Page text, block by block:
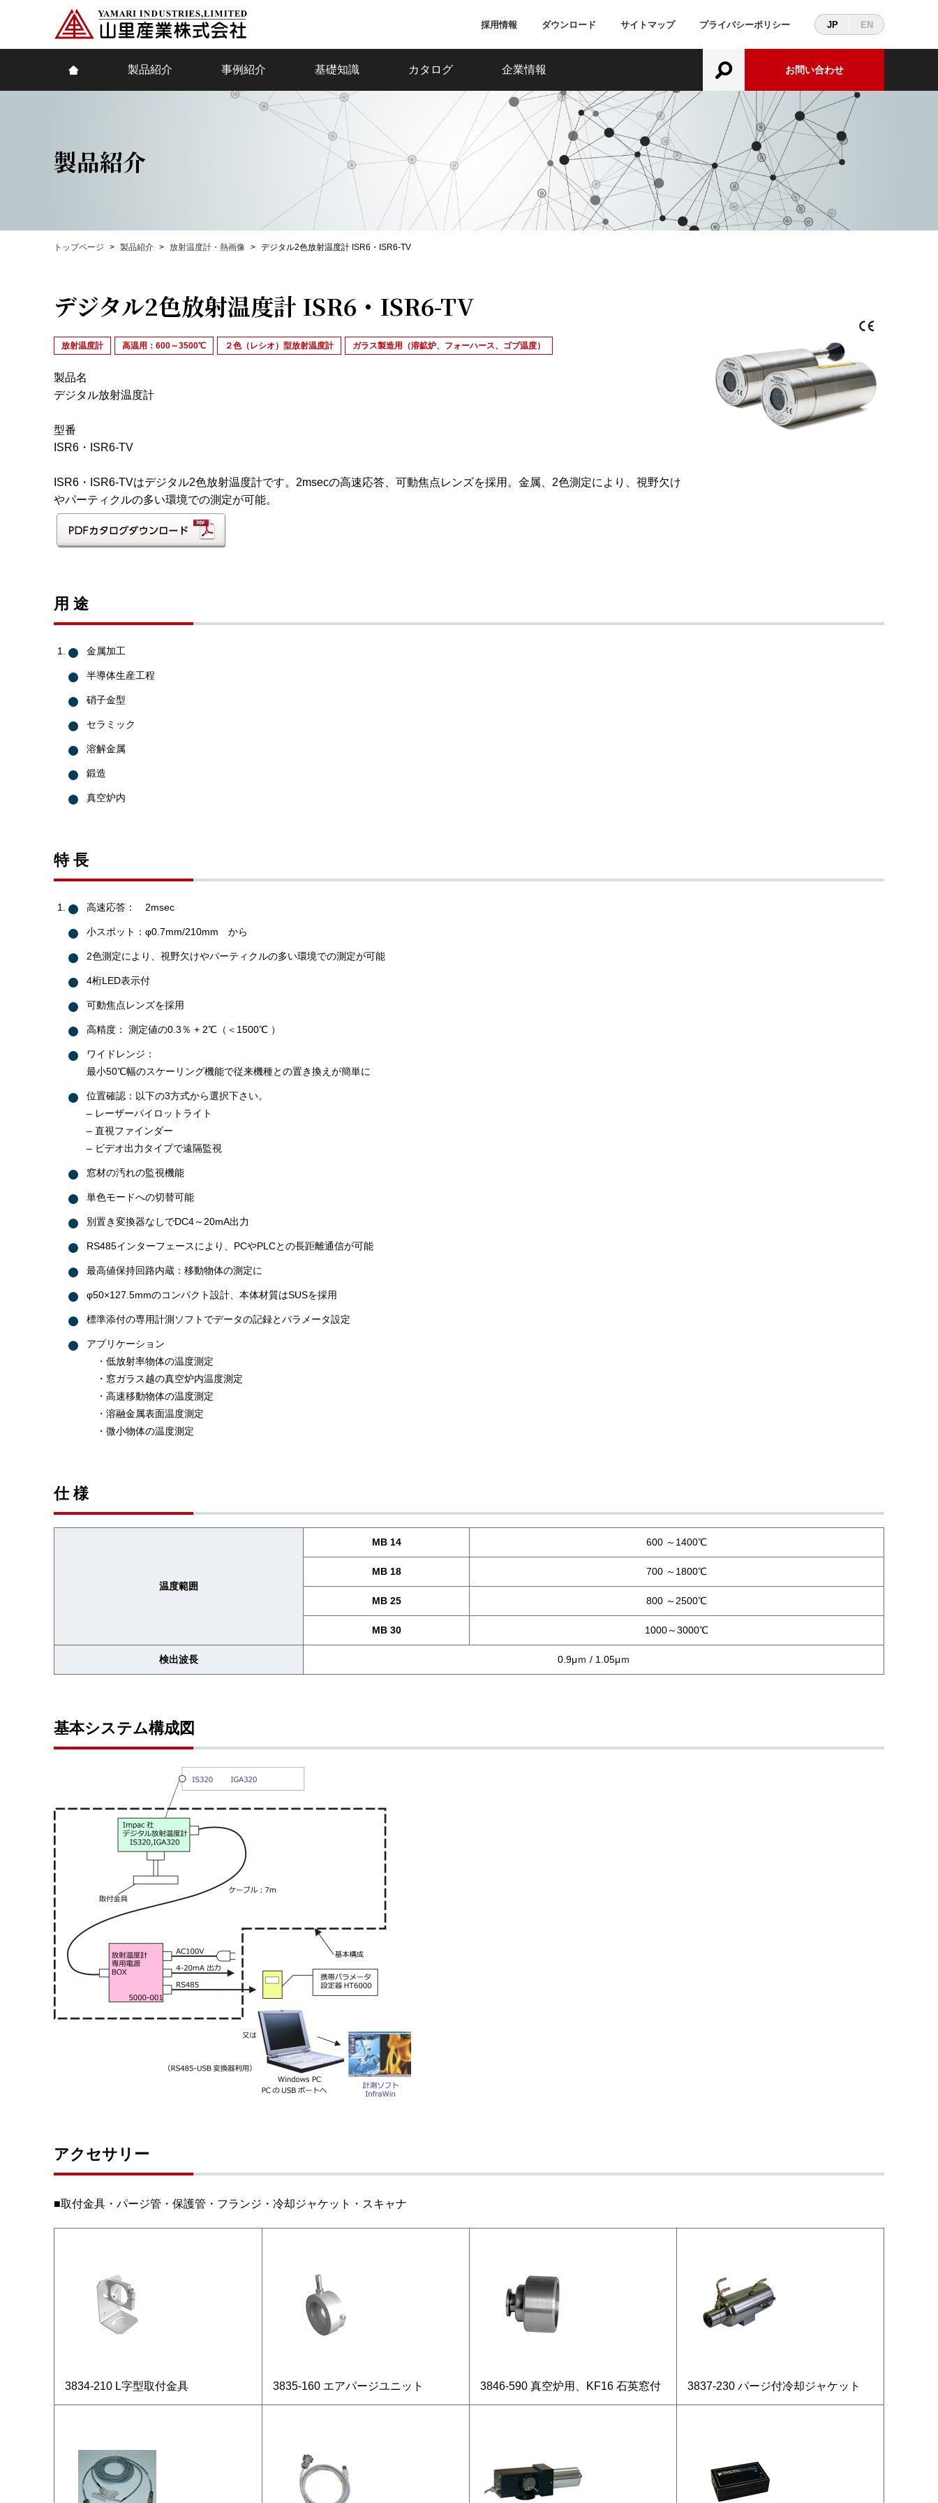
採用情報 ダウンロード サイトマップ プライバシーポリシー JP EN
製品紹介 事例紹介 基礎知識 カタログ 企業情報 お問い合わせ
製品紹介
トップページ 製品紹介 放射温度計・熱画像 デジタル2色放射温度計 ISR6・ISR6-TV
デジタル2色放射温度計 ISR6・ISR6-TV
放射温度計 高温用：600～3500℃ ２色（レシオ）型放射温度計 ガラス製造用（溶鉱炉、フォーハース、ゴブ温度）
製品名
デジタル放射温度計
型番
ISR6・ISR6-TV
ISR6・ISR6-TVはデジタル2色放射温度計です。2msecの高速応答、可動焦点レンズを採用。金属、2色測定により、視野欠け
やパーティクルの多い環境での測定が可能。
用 途
金属加工
半導体生産工程
硝子金型
セラミック
溶解金属
鍛造
真空炉内
特 長
高速応答： 2msec
小スポット：φ0.7mm/210mm から
2色測定により、視野欠けやパーティクルの多い環境での測定が可能
4桁LED表示付
可動焦点レンズを採用
高精度： 測定値の0.3％ + 2℃（＜1500℃ ）
ワイドレンジ：
最小50℃幅のスケーリング機能で従来機種との置き換えが簡単に
位置確認：以下の3方式から選択下さい。
– レーザーパイロットライト
– 直視ファインダー
– ビデオ出力タイプで遠隔監視
窓材の汚れの監視機能
単色モードへの切替可能
別置き変換器なしでDC4～20mA出力
RS485インターフェースにより、PCやPLCとの長距離通信が可能
最高値保持回路内蔵：移動物体の測定に
φ50×127.5mmのコンパクト設計、本体材質はSUSを採用
標準添付の専用計測ソフトでデータの記録とパラメータ設定
アプリケーション
・低放射率物体の温度測定
・窓ガラス越の真空炉内温度測定
・高速移動物体の温度測定
・溶融金属表面温度測定
・微小物体の温度測定
仕 様
温度範囲
MB 14 600 ～1400℃
MB 18 700 ～1800℃
MB 25 800 ～2500℃
MB 30 1000～3000℃
検出波長 0.9μｍ / 1.05μｍ
基本システム構成図
アクセサリー
■取付金具・パージ管・保護管・フランジ・冷却ジャケット・スキャナ
3834-210 L字型取付金具 3835-160 エアパージユニット 3846-590 真空炉用、KF16 石英窓付 3837-230 パージ付冷却ジャケット